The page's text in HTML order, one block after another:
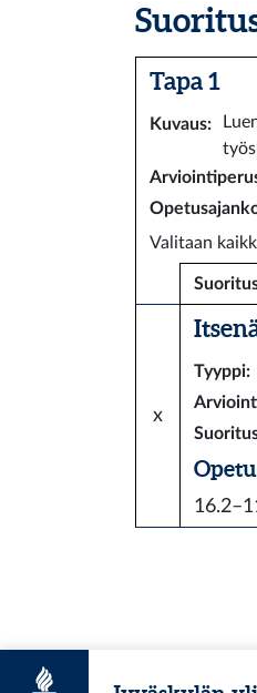
Tapa 1
Kuvaus:
Valitaan
x
Tyyppi: